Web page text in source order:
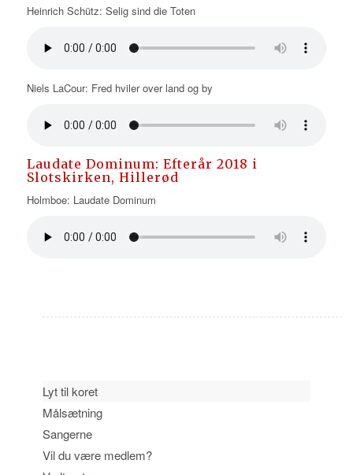
Heinrich Schütz: Selig sind die Toten
Niels LaCour: Fred hviler over land og by
Laudate Dominum: Efterår 2018 i
Slotskirken, Hillerød
Holmboe: Laudate Dominum
Lyt til koret
Målsætning
Sangerne
Vil du være medlem?